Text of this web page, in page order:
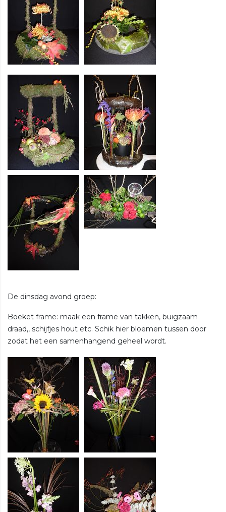
De dinsdag avond groep:
Boeket frame: maak een frame van takken, buigzaam
draad,, schijfjes hout etc. Schik hier bloemen tussen door
zodat het een samenhangend geheel wordt.